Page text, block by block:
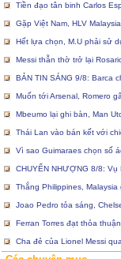
Tiền đạo tân binh Carlos
Gặp Việt Nam, HLV
Hết lựa chọn, M.U phải sử
Messi thẫn thờ trở lại
BẢN TIN SÁNG 9/8: Barca
Muốn tới Arsenal, Romero
Mbeumo lại ghi bàn, Man
Thái Lan vào bán kết với
Vì sao Guimaraes chọn số
CHUYỂN NHƯỢNG 8/8:
Thắng Philippines,
Joao Pedro tỏa sáng,
Ferran Torres đạt thỏa
Cha đẻ của Lionel Messi